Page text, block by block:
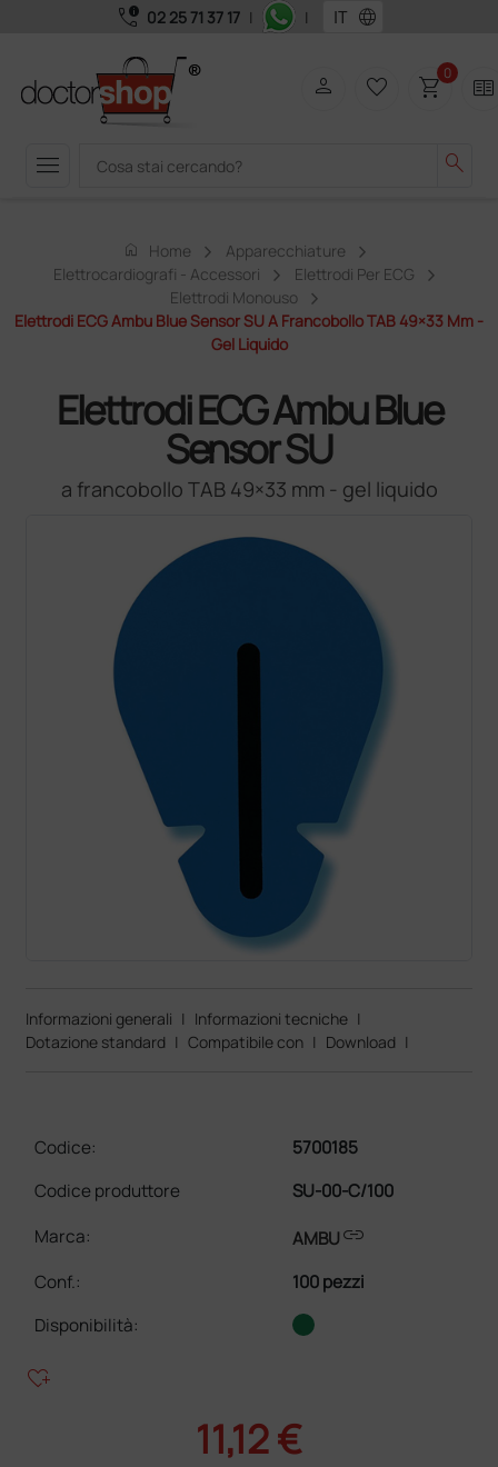
call_quality 02 25 71 37 17 | | language
menu search
person favorite_border shopping_cart0 two_pager
home Home
Apparecchiature
Elettrocardiografi - Accessori
Elettrodi Per ECG
Elettrodi Monouso
Elettrodi ECG Ambu Blue Sensor SU A Francobollo TAB 49×33 Mm -
Gel Liquido
Elettrodi ECG Ambu Blue
Sensor SU
a francobollo TAB 49×33 mm - gel liquido
Informazioni generali | Informazioni tecniche |
Dotazione standard | Compatibile con | Download |
Codice:
5700185
Codice produttore
SU-00-C/100
Marca:
AMBUlink
Conf.:
100 pezzi
Disponibilità:
heart_plus
11,12 €